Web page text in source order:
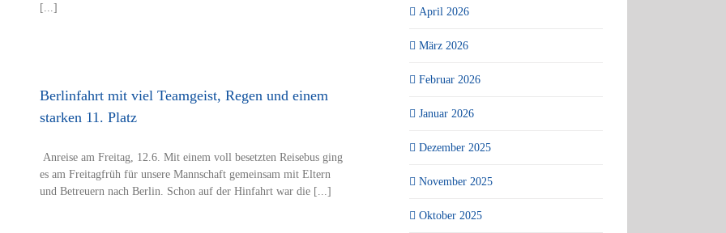
[...]
Berlinfahrt mit viel Teamgeist, Regen und einem
starken 11. Platz
Anreise am Freitag, 12.6. Mit einem voll besetzten Reisebus ging
es am Freitagfrüh für unsere Mannschaft gemeinsam mit Eltern
und Betreuern nach Berlin. Schon auf der Hinfahrt war die [...]
April 2026
März 2026
Februar 2026
Januar 2026
Dezember 2025
November 2025
Oktober 2025